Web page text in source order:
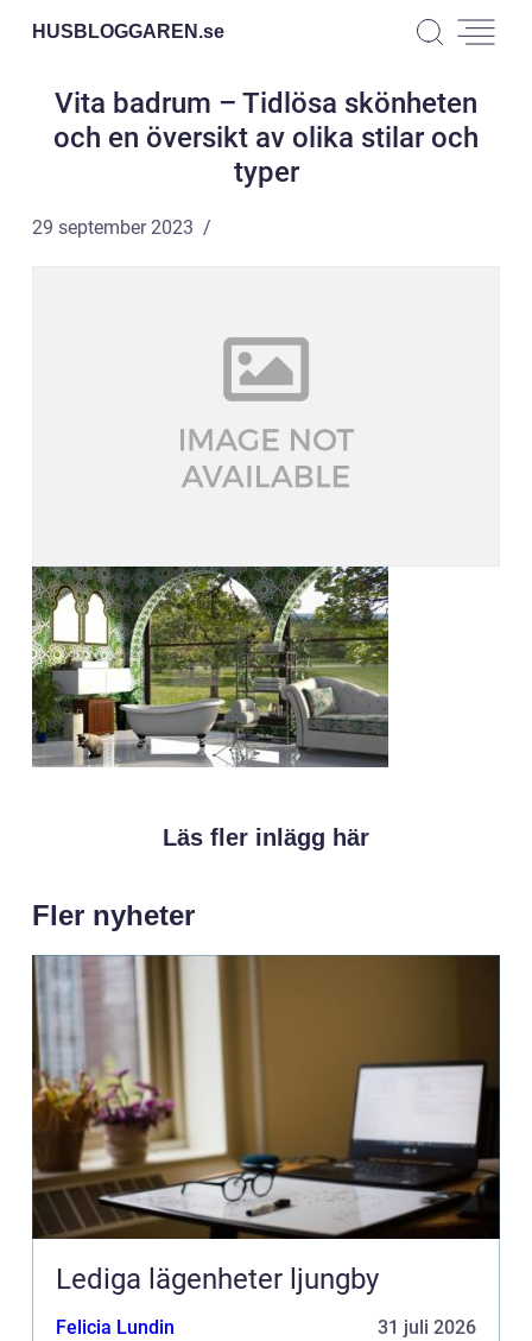
HUSBLOGGAREN.se
Vita badrum – Tidlösa skönheten
och en översikt av olika stilar och
typer
29 september 2023
Läs fler inlägg här
Fler nyheter
Lediga lägenheter ljungby
Felicia Lundin 31 juli 2026